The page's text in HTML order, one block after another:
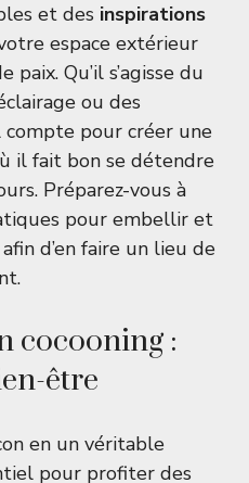
et des inspirations
espace extérieur
Qu’il s’agisse du
ou des
compte pour créer une
il fait bon se détendre
Préparez-vous à
pour embellir et
d’en faire un lieu de
cocooning :
être
en un véritable
pour profiter des